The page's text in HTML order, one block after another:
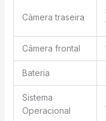
Câmera traseira
Câmera frontal
Bateria
Sistema
Operacional